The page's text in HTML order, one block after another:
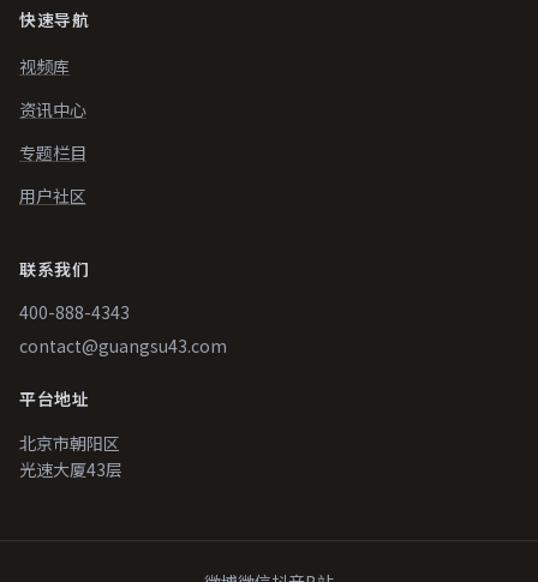
快速导航
视频库
资讯中心
专题栏目
用户社区
联系我们
400-888-4343
contact@guangsu43.com
平台地址
北京市朝阳区
光速大厦43层